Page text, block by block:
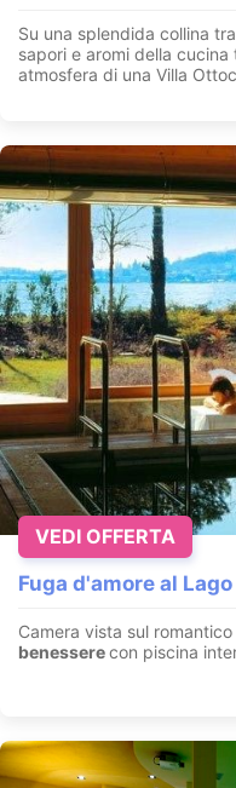
Su una splendida collina
sapori e aromi della cucina
atmosfera di una Villa
Fuga d'amore al
Camera vista sul
benesserecon piscina
VEDI OFFERTA